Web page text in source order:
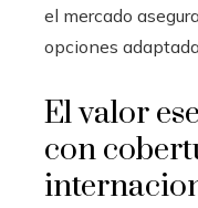
el mercado
opciones
El valor
con